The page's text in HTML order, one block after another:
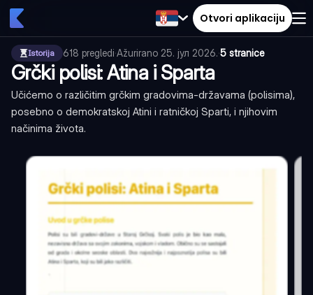
Otvori aplikaciju
Istorija 618 pregledi·Ažurirano 25. јул 2026.·5 stranice
Grčki polisi: Atina i Sparta
Učićemo o različitim grčkim gradovima-državama (polisima),
posebno o demokratskoj Atini i ratničkoj Sparti, i njihovim
načinima života.